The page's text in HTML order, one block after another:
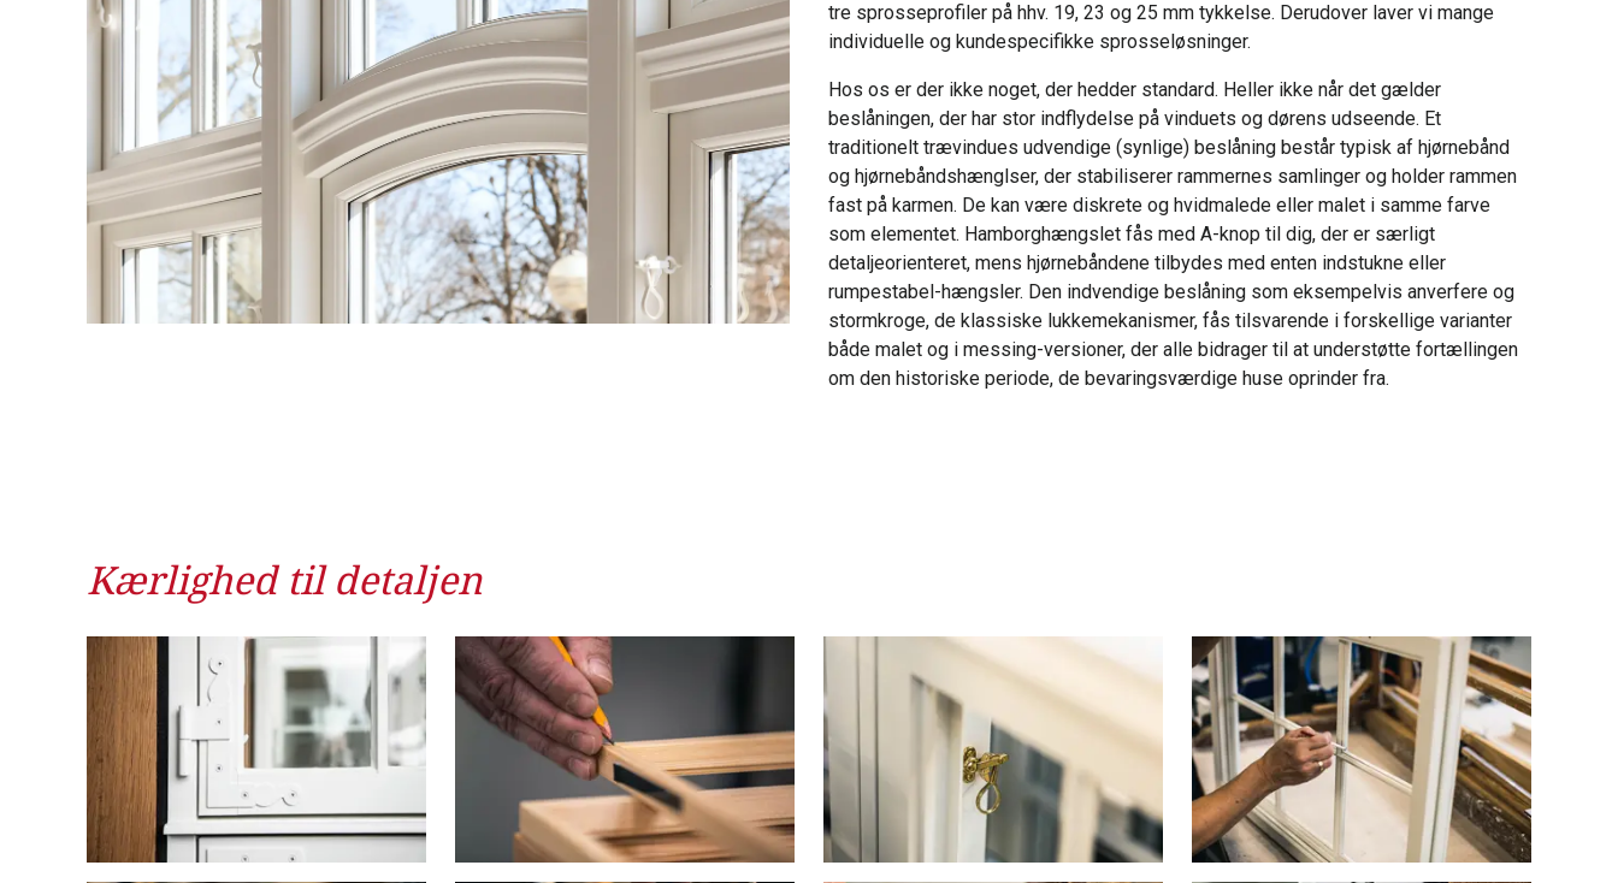
tre sprosseprofiler på hhv. 19, 23 og 25 mm tykkelse. Derudover laver vi mange
individuelle og kundespecifikke sprosseløsninger.
Hos os er der ikke noget, der hedder standard. Heller ikke når det gælder
beslåningen, der har stor indflydelse på vinduets og dørens udseende. Et
traditionelt trævindues udvendige (synlige) beslåning består typisk af hjørnebånd
og hjørnebåndshænglser, der stabiliserer rammernes samlinger og holder rammen
fast på karmen. De kan være diskrete og hvidmalede eller malet i samme farve
som elementet. Hamborghængslet fås med A-knop til dig, der er særligt
detaljeorienteret, mens hjørnebåndene tilbydes med enten indstukne eller
rumpestabel-hængsler. Den indvendige beslåning som eksempelvis anverfere og
stormkroge, de klassiske lukkemekanismer, fås tilsvarende i forskellige varianter
både malet og i messing-versioner, der alle bidrager til at understøtte fortællingen
om den historiske periode, de bevaringsværdige huse oprinder fra.
Kærlighed til detaljen